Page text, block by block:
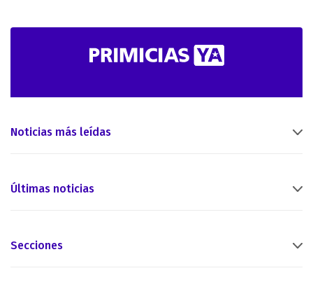
Noticias más leídas
Últimas noticias
Secciones